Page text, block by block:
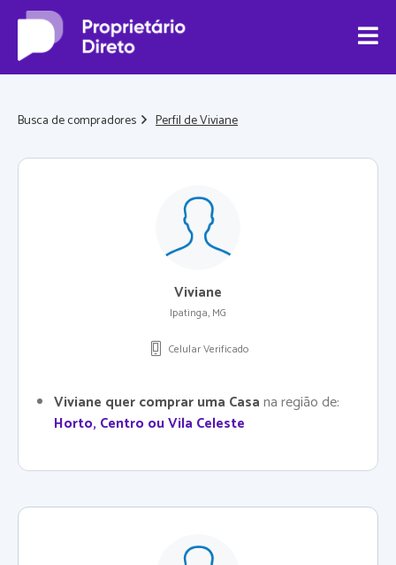
Busca de compradores Perfil de Viviane
Viviane
Ipatinga, MG
Celular Verificado
Viviane quer comprar uma Casana região de:
Horto, Centro ou Vila Celeste